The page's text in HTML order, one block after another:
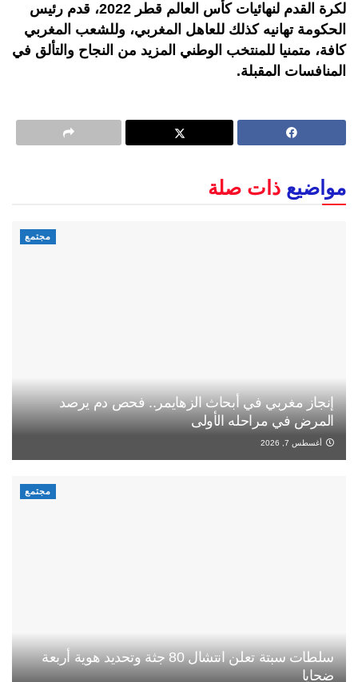
لكرة القدم لنهائيات كأس العالم قطر 2022، قدم رئيس
الحكومة تهانيه كذلك للعاهل المغربي، وللشعب المغربي
كافة، متمنيا للمنتخب الوطني المزيد من النجاح والتألق في
المنافسات المقبلة.
مواضيع ذات صلة
مجتمع
إنجاز مغربي في أبحاث الزهايمر.. فحص دم يرصد
المرض في مراحله الأولى
أغسطس 7, 2026
مجتمع
سلطات سبتة تعلن انتشال 80 جثة وتحديد هوية أربعة
ضحايا